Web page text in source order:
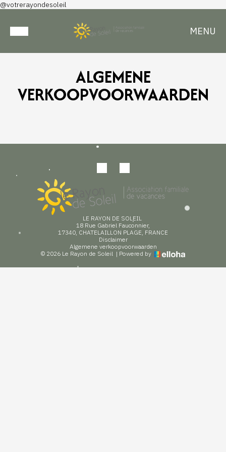
@votrerayondesoleil
MENU
ALGEMENE
VERKOOPVOORWAARDEN
LE RAYON DE SOLEIL
18 Rue Gabriel Fauconnier,
17340, CHATELAILLON PLAGE, FRANCE
Disclaimer
Algemene verkoopvoorwaarden
© 2026 Le Rayon de Soleil | Powered by